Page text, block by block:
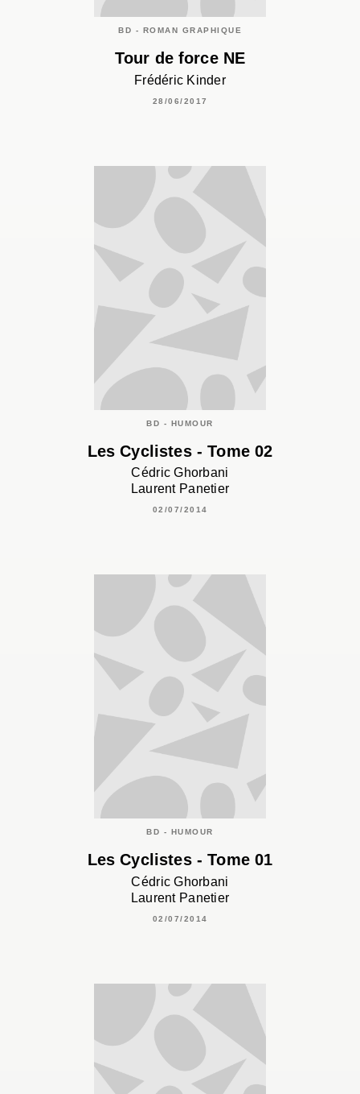
BD - ROMAN GRAPHIQUE
Tour de force NE
Frédéric Kinder
28/06/2017
BD - HUMOUR
Les Cyclistes - Tome 02
Cédric Ghorbani
Laurent Panetier
02/07/2014
BD - HUMOUR
Les Cyclistes - Tome 01
Cédric Ghorbani
Laurent Panetier
02/07/2014